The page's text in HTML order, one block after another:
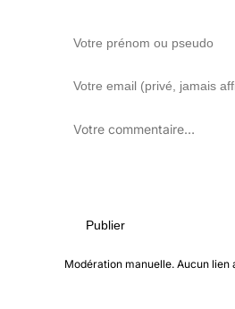
Publier
Modération manuelle. Aucun lien